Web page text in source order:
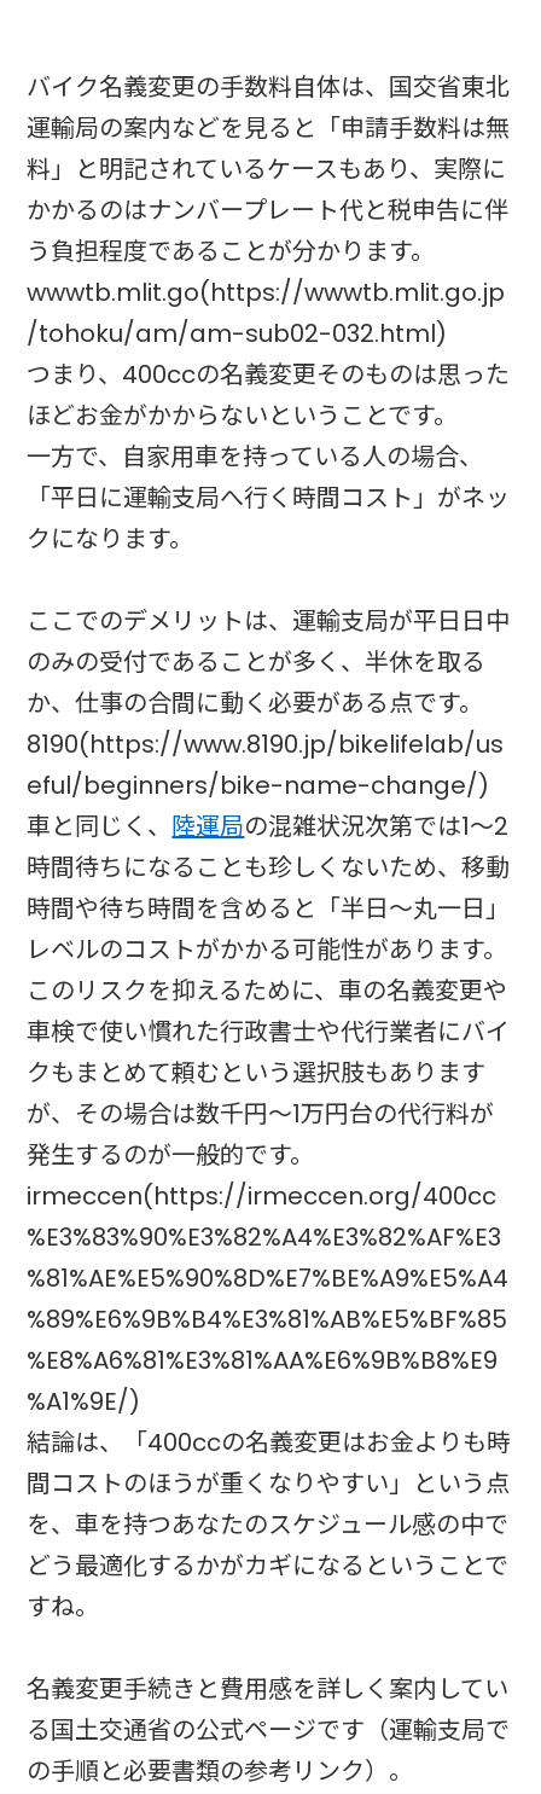
バイク名義変更の手数料自体は、国交省東北
運輸局の案内などを見ると「申請手数料は無
料」と明記されているケースもあり、実際に
かかるのはナンバープレート代と税申告に伴
う負担程度であることが分かります。
wwwtb.mlit.go(https://wwwtb.mlit.go.jp
/tohoku/am/am-sub02-032.html)
つまり、400ccの名義変更そのものは思った
ほどお金がかからないということです。
一方で、自家用車を持っている人の場合、
「平日に運輸支局へ行く時間コスト」がネッ
クになります。
ここでのデメリットは、運輸支局が平日日中
のみの受付であることが多く、半休を取る
か、仕事の合間に動く必要がある点です。
8190(https://www.8190.jp/bikelifelab/us
eful/beginners/bike-name-change/)
車と同じく、 陸運局の混雑状況次第では1〜2
時間待ちになることも珍しくないため、移動
時間や待ち時間を含めると「半日〜丸一日」
レベルのコストがかかる可能性があります。
このリスクを抑えるために、車の名義変更や
車検で使い慣れた行政書士や代行業者にバイ
クもまとめて頼むという選択肢もあります
が、その場合は数千円〜1万円台の代行料が
発生するのが一般的です。
irmeccen(https://irmeccen.org/400cc
%E3%83%90%E3%82%A4%E3%82%AF%E3
%81%AE%E5%90%8D%E7%BE%A9%E5%A4
%89%E6%9B%B4%E3%81%AB%E5%BF%85
%E8%A6%81%E3%81%AA%E6%9B%B8%E9
%A1%9E/)
結論は、「400ccの名義変更はお金よりも時
間コストのほうが重くなりやすい」という点
を、車を持つあなたのスケジュール感の中で
どう最適化するかがカギになるということで
すね。
名義変更手続きと費用感を詳しく案内してい
る国土交通省の公式ページです（運輸支局で
の手順と必要書類の参考リンク）。